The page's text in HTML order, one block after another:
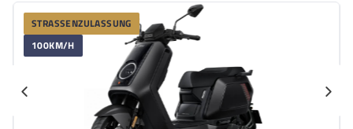
Niu NQiX 500
Niu NQiX 500 SW 100kmh 105km 9000W 9900W 150kg E-Scooter ABE
Bildergalerie überspringen
STRASSENZULASSUNG
100KM/H